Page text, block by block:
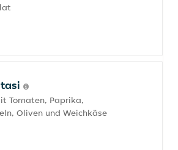
Tomaten, Paprika,
Oliven und Weichkäse